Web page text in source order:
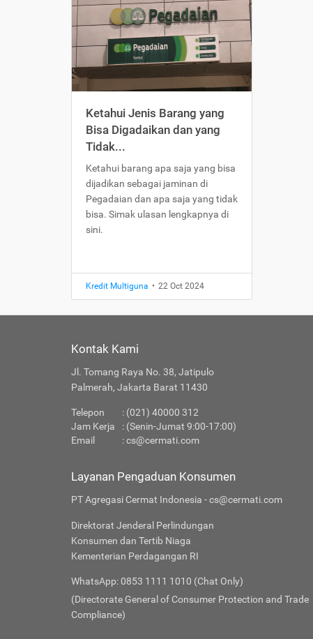
Ketahui Jenis Barang yang
Bisa Digadaikan dan yang
Tidak...
Ketahui barang apa saja yang bisa
dijadikan sebagai jaminan di
Pegadaian dan apa saja yang tidak
bisa. Simak ulasan lengkapnya di
sini.
Kredit Multiguna • 22 Oct 2024
Kontak Kami
Jl. Tomang Raya No. 38, Jatipulo
Palmerah, Jakarta Barat 11430
Telepon
: (021) 40000 312
Jam Kerja
: (Senin-Jumat 9:00-17:00)
Email
:cs@cermati.com
Layanan Pengaduan Konsumen
PT Agregasi Cermat Indonesia - cs@cermati.com
Direktorat Jenderal Perlindungan
Konsumen dan Tertib Niaga
Kementerian Perdagangan RI
WhatsApp: 0853 1111 1010 (Chat Only)
(Directorate General of Consumer Protection and Trade
Compliance)